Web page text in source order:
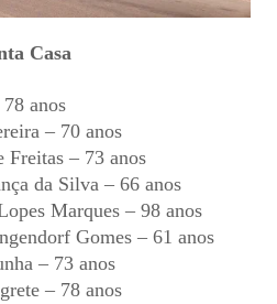
Casa
anos
– 70 anos
– 73 anos
da Silva – 66 anos
Marques – 98 anos
Gomes – 61 anos
– 73 anos
– 78 anos